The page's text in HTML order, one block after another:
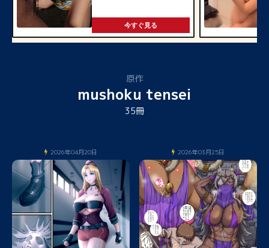
今すぐ見る
原作
mushoku tensei
35冊
2026年04月20日 2026年03月25日